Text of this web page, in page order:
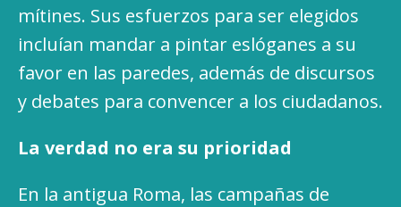
mítines. Sus esfuerzos para ser elegidos
incluían mandar a pintar eslóganes a su
favor en las paredes, además de discursos
y debates para convencer a los ciudadanos.
La verdad no era su prioridad
En la antigua Roma, las campañas de